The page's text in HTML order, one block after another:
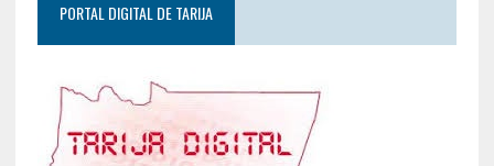
PORTAL DIGITAL DE TARIJA